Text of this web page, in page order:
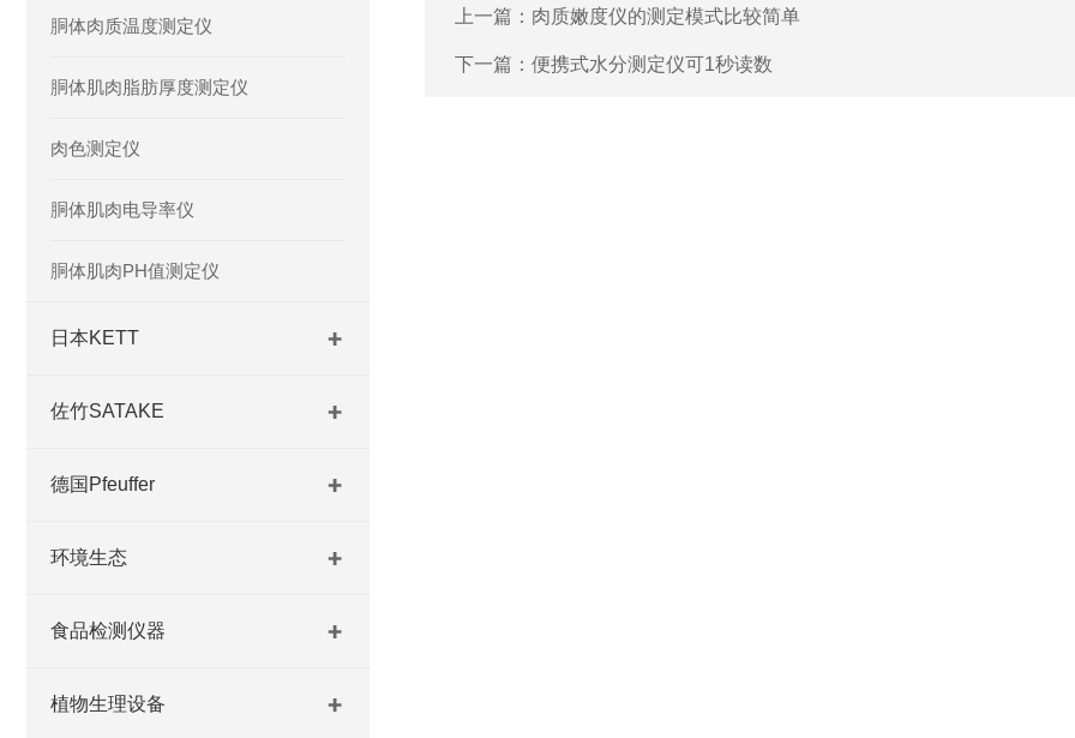
胴体肉质温度测定仪
胴体肌肉脂肪厚度测定仪
肉色测定仪
胴体肌肉电导率仪
胴体肌肉PH值测定仪
日本KETT
佐竹SATAKE
德国Pfeuffer
环境生态
食品检测仪器
植物生理设备
上一篇： 肉质嫩度仪的测定模式比较简单
下一篇： 便携式水分测定仪可1秒读数